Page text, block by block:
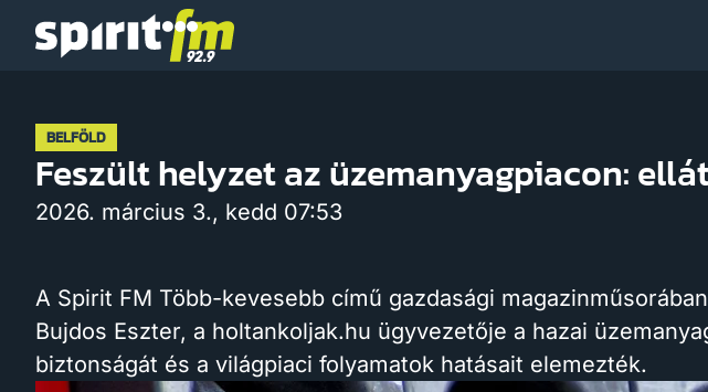
BELFÖLD
Feszült helyzet az üzemanyagpiacon:
2026. március 3., kedd 07:53
A Spirit FM Több-kevesebb című gazdasági
Bujdos Eszter, a holtankoljak.hu ügyvezetője a hazai
biztonságát és a világpiaci folyamatok hatásait elemezték.